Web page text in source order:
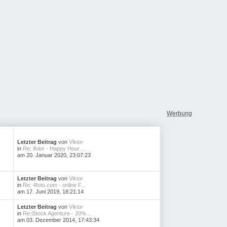
Letzter Beitrag vonViktor
in Re: ifolor - Happy Hour ...
am 20. Januar 2020, 23:07:23
Letzter Beitrag vonViktor
in Re: 4foto.com - online F...
am 17. Juni 2019, 18:21:14
Letzter Beitrag vonViktor
in Re:iStock Agenture - 20%...
am 03. Dezember 2014, 17:43:34
Werbung